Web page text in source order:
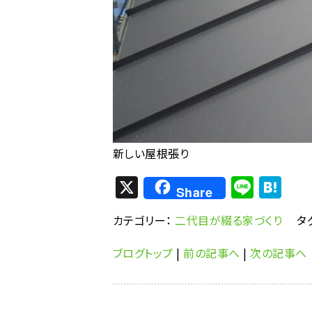
新しい屋根張り
X Share Li
n
e
at
n
a
カテゴリー： 二代目が綴る家づくり
タ
ブログトップ |前の記事へ |次の記事へ